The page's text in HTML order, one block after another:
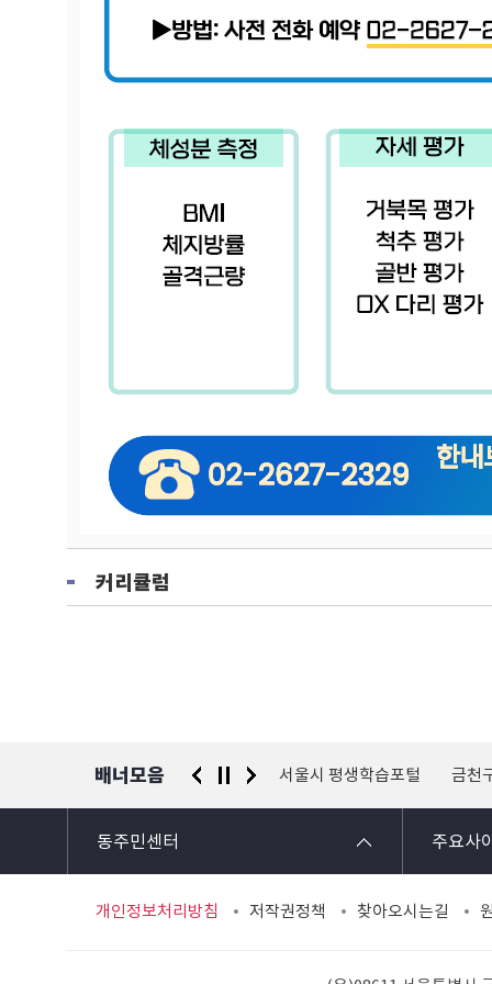
커리큘럼
배너모음
경찰청 유실물 통합포털 서울시 평생학습포털 금천
동주민센터 주요사
개인정보처리방침 저작권정책 찾아오시는길